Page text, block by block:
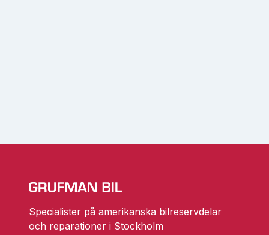
Specialister på amerikanska bilreservdelar
och reparationer i Stockholm